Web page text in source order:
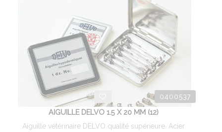
0400537
AIGUILLE DELVO 1.5 X 20 MM (12)
Aiguille vétérinaire DELVO qualité supérieure. Acier